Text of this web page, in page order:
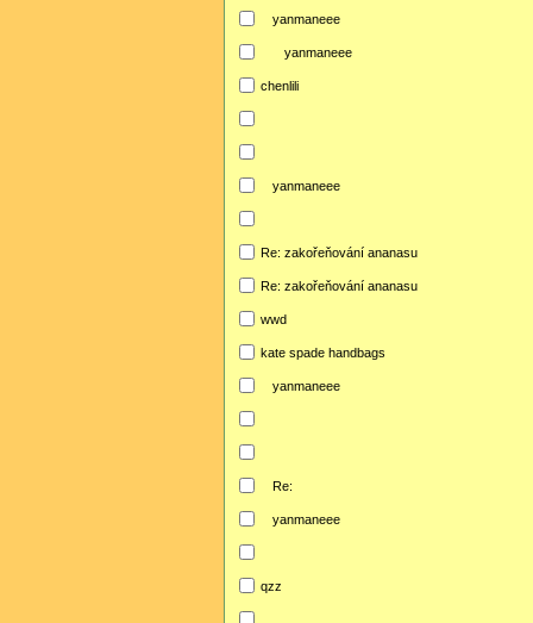
yanmaneee
yanmaneee
chenlili
yanmaneee
Re: zakořeňování ananasu
Re: zakořeňování ananasu
wwd
kate spade handbags
yanmaneee
Re:
yanmaneee
qzz